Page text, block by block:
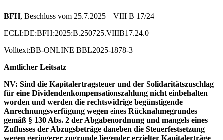
BFH, Beschluss vom 25.7.2025 – VIII B 17/24
ECLI:DE:BFH:2025:B.250725.VIIIB17.24.0
Volltext:BB-ONLINE BBL2025-1878-3
Amtlicher Leitsatz
NV: Sind die Kapitalertragsteuer und der Solidaritätszuschlag
für eine Dividendenkompensationszahlung nicht einbehalten
worden und werden die rechtswidrige begünstigende
Anrechnungsverfügung wegen eines Rücknahmegrundes
gemäß § 130 Abs. 2 der Abgabenordnung und mangels eines
Zuflusses der Abzugsbeträge daneben die Steuerfestsetzung
wegen geringerer zugrunde liegender erzielter Kapitalerträge